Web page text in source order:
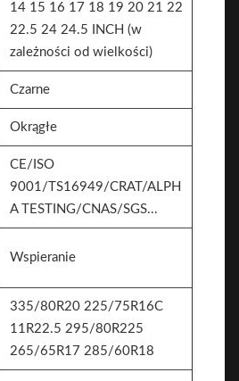
14 15 16 17 18 19 20 21 22
22.5 24 24.5 INCH (w
zależności od wielkości)
Czarne
Okrągłe
CE/ISO
9001/TS16949/CRAT/ALPH
A TESTING/CNAS/SGS...
Wspieranie
335/80R20 225/75R16C
11R22.5 295/80R225
265/65R17 285/60R18